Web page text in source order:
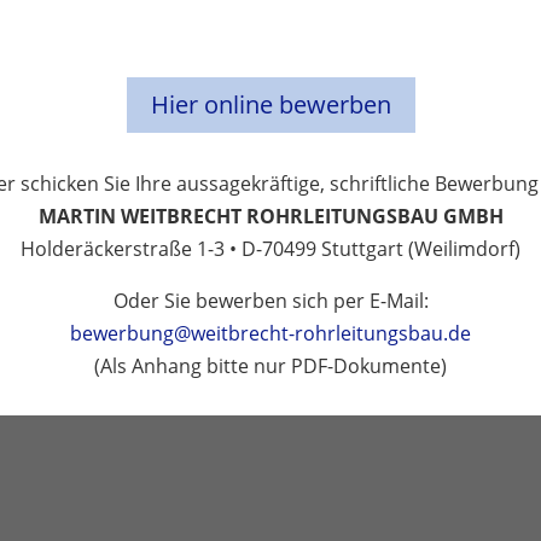
Hier online bewerben
schicken Sie Ihre aussagekräftige, schriftliche
MARTIN WEITBRECHT ROHRLEITUNGSBAU GMBH
Holderäckerstraße 1-3 • D-70499 Stuttgart (Weilimdorf)
Oder Sie bewerben sich per E-Mail:
bewerbung@weitbrecht-rohrleitungsbau.de
(Als Anhang bitte nur PDF-Dokumente)